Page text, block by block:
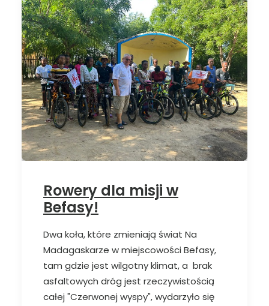
Rowery dla misji w
Befasy!
Dwa koła, które zmieniają świat Na
Madagaskarze w miejscowości Befasy,
tam gdzie jest wilgotny klimat, a brak
asfaltowych dróg jest rzeczywistością
całej "Czerwonej wyspy", wydarzyło się